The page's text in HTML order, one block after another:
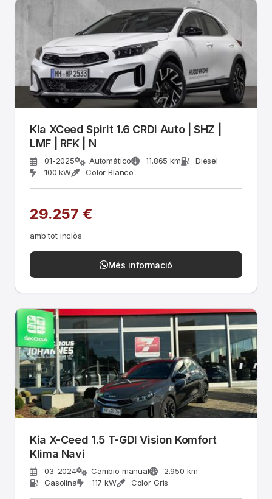
Kia XCeed Spirit 1.6 CRDi Auto | SHZ |
LMF | RFK | N
01-2025 Automático 11.865 km
Diesel
100 kW
Color Blanco
29.257 €
amb tot inclòs
Més informació
Kia X-Ceed 1.5 T-GDI Vision Komfort
Klima Navi
03-2024 Cambio manual
2.950 km
Gasolina
117 kW Color Gris